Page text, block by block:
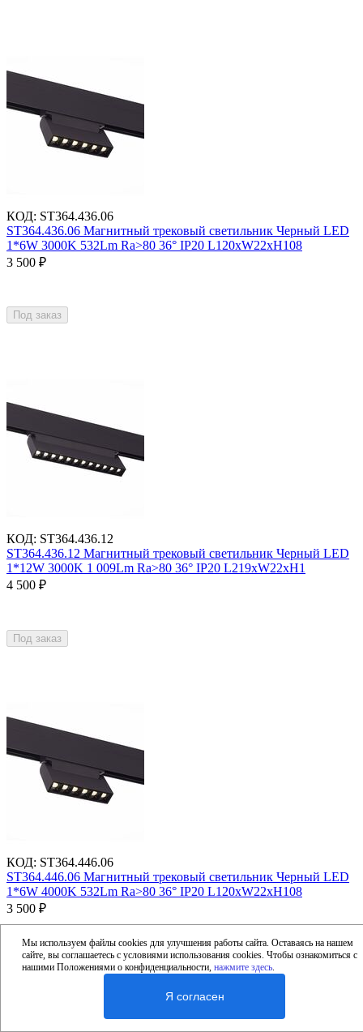
КОД: ST364.436.06
ST364.436.06 Магнитный трековый светильник Черный LED
1*6W 3000K 532Lm Ra>80 36° IP20 L120xW22xH108
3 500 ₽
Под заказ
КОД: ST364.436.12
ST364.436.12 Магнитный трековый светильник Черный LED
1*12W 3000K 1 009Lm Ra>80 36° IP20 L219xW22xH1
4 500 ₽
Под заказ
КОД: ST364.446.06
ST364.446.06 Магнитный трековый светильник Черный LED
1*6W 4000K 532Lm Ra>80 36° IP20 L120xW22xH108
3 500 ₽
Под заказ
Мы используем файлы cookies для улучшения работы сайта. Оставаясь на нашем
сайте, вы соглашаетесь с условиями использования cookies. Чтобы ознакомиться с
нашими Положениями о конфиденциальности,нажмите здесь.
Я согласен